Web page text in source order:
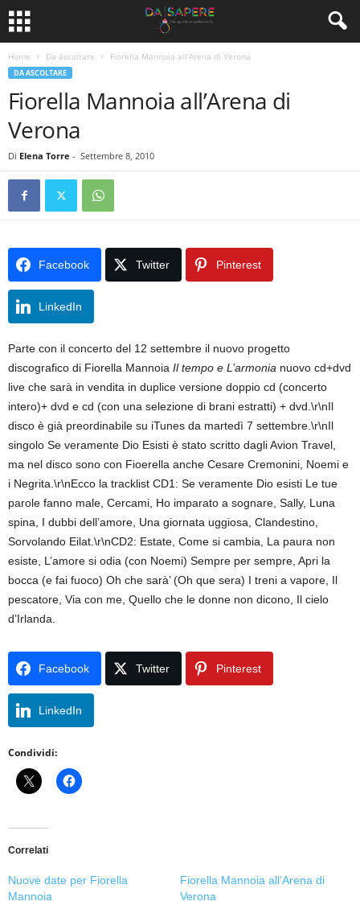
Home Da ascoltare Fiorella Mannoia all’Arena di Verona
DA ASCOLTARE
Fiorella Mannoia all’Arena di
Verona
Di Elena Torre - Settembre 8, 2010
Facebook Twitter Pinterest
LinkedIn
Parte con il concerto del 12 settembre il nuovo progetto
discografico di Fiorella Mannoia Il tempo e L’armonia nuovo cd+dvd
live che sarà in vendita in duplice versione doppio cd (concerto
intero)+ dvd e cd (con una selezione di brani estratti) + dvd.\r\nIl
disco è già preordinabile su iTunes da martedì 7 settembre.\r\nIl
singolo Se veramente Dio Esisti è stato scritto dagli Avion Travel,
ma nel disco sono con Fioerella anche Cesare Cremonini, Noemi e
i Negrita.\r\nEcco la tracklist CD1: Se veramente Dio esisti Le tue
parole fanno male, Cercami, Ho imparato a sognare, Sally, Luna
spina, I dubbi dell’amore, Una giornata uggiosa, Clandestino,
Sorvolando Eilat.\r\nCD2: Estate, Come si cambia, La paura non
esiste, L’amore si odia (con Noemi) Sempre per sempre, Apri la
bocca (e fai fuoco) Oh che sarà’ (Oh que sera) I treni a vapore, Il
pescatore, Via con me, Quello che le donne non dicono, Il cielo
d’Irlanda.
Facebook Twitter Pinterest
LinkedIn
Condividi:
Correlati
Nuove date per Fiorella
Mannoia
Fiorella Mannoia all’Arena di
Verona